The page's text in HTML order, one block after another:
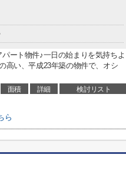
ート物件♪一日の始まりを気持ちよ
高い、平成23年築の物件で、オシ
面積 詳細 検討リスト
ら